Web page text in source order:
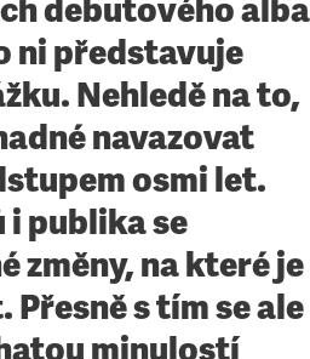
debutového alba
ni představuje
Nehledě na to,
navazovat
osmi let.
publika se
změny, na které je
s tím se ale
minulostí